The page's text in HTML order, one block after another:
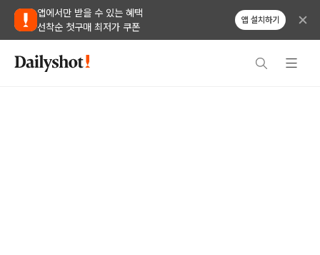
앱에서만 받을 수 있는 혜택
선착순 첫구매 최저가 쿠폰
앱 설치하기